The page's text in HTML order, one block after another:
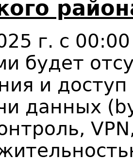
г. с
будет
и доступ
данных